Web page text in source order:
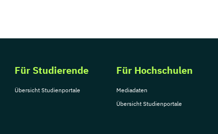
Für Studierende
Übersicht Studienportale
Für Hochschulen
Mediadaten
Übersicht Studienportale